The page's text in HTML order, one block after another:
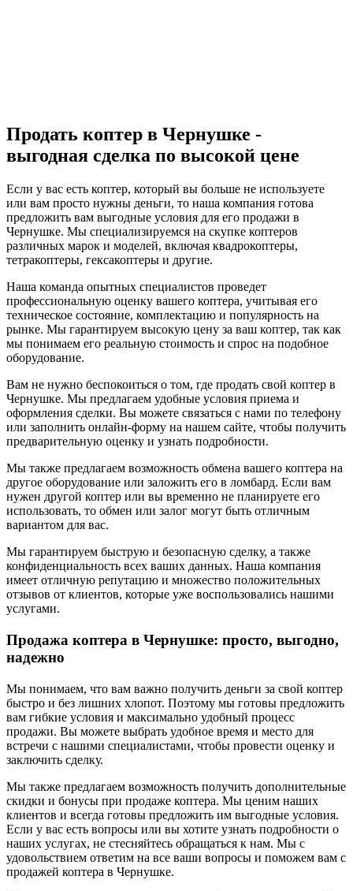
Продать коптер в Чернушке -
выгодная сделка по высокой цене
Если у вас есть коптер, который вы больше не используете
или вам просто нужны деньги, то наша компания готова
предложить вам выгодные условия для его продажи в
Чернушке. Мы специализируемся на скупке коптеров
различных марок и моделей, включая квадрокоптеры,
тетракоптеры, гексакоптеры и другие.
Наша команда опытных специалистов проведет
профессиональную оценку вашего коптера, учитывая его
техническое состояние, комплектацию и популярность на
рынке. Мы гарантируем высокую цену за ваш коптер, так как
мы понимаем его реальную стоимость и спрос на подобное
оборудование.
Вам не нужно беспокоиться о том, где продать свой коптер в
Чернушке. Мы предлагаем удобные условия приема и
оформления сделки. Вы можете связаться с нами по телефону
или заполнить онлайн-форму на нашем сайте, чтобы получить
предварительную оценку и узнать подробности.
Мы также предлагаем возможность обмена вашего коптера на
другое оборудование или заложить его в ломбард. Если вам
нужен другой коптер или вы временно не планируете его
использовать, то обмен или залог могут быть отличным
вариантом для вас.
Мы гарантируем быструю и безопасную сделку, а также
конфиденциальность всех ваших данных. Наша компания
имеет отличную репутацию и множество положительных
отзывов от клиентов, которые уже воспользовались нашими
услугами.
Продажа коптера в Чернушке: просто, выгодно,
надежно
Мы понимаем, что вам важно получить деньги за свой коптер
быстро и без лишних хлопот. Поэтому мы готовы предложить
вам гибкие условия и максимально удобный процесс
продажи. Вы можете выбрать удобное время и место для
встречи с нашими специалистами, чтобы провести оценку и
заключить сделку.
Мы также предлагаем возможность получить дополнительные
скидки и бонусы при продаже коптера. Мы ценим наших
клиентов и всегда готовы предложить им выгодные условия.
Если у вас есть вопросы или вы хотите узнать подробности о
наших услугах, не стесняйтесь обращаться к нам. Мы с
удовольствием ответим на все ваши вопросы и поможем вам с
продажей коптера в Чернушке.